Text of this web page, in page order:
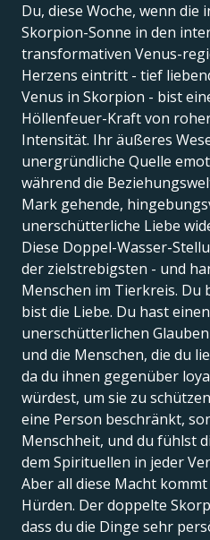
Du, diese Woche, wenn die
Skorpion-Sonne in den
transformativen Venus-
Herzens eintritt - tief
Venus in Skorpion - bist
Höllenfeuer-Kraft von
Intensität. Ihr äußeres
unergründliche Quelle
während die
Mark gehende,
unerschütterliche Liebe
Diese Doppel-Wasser-
der zielstrebigsten - und
Menschen im Tierkreis. Du
bist die Liebe. Du hast
unerschütterlichen Glauben
und die Menschen, die du
da du ihnen gegenüber
würdest, um sie zu
eine Person beschränkt,
Menschheit, und du fühlst
dem Spirituellen in jeder
Aber all diese Macht
Hürden. Der doppelte
dass du die Dinge sehr